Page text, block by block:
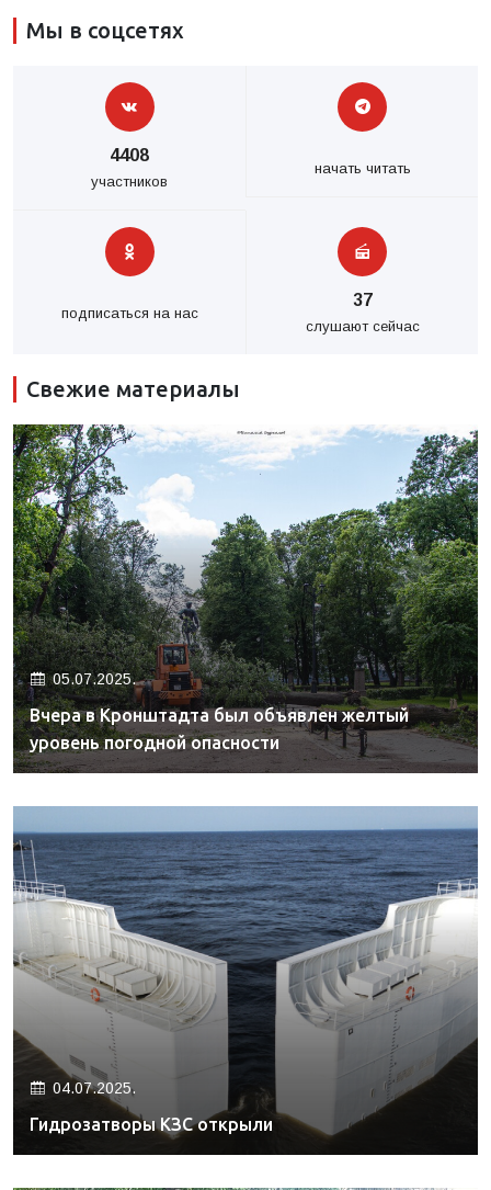
Мы в соцсетях
4408
участников
начать читать
подписаться на нас
37
слушают сейчас
Свежие материалы
05.07.2025.
Вчера в Кронштадта был объявлен желтый
уровень погодной опасности
04.07.2025.
Гидрозатворы КЗС открыли